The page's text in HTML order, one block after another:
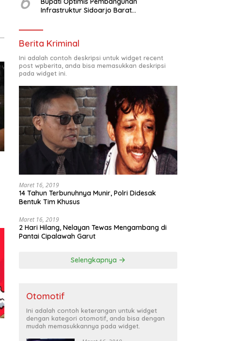
Infrastruktur Sidoarjo Barat
Berita Kriminal
Ini adalah contoh deskripsi untuk widget recent
post wpberita, anda bisa memasukkan deskripsi
pada widget ini.
Maret 16, 2019
14 Tahun Terbunuhnya Munir, Polri Didesak
Bentuk Tim Khusus
Maret 16, 2019
2 Hari Hilang, Nelayan Tewas Mengambang di
Pantai Cipalawah Garut
Selengkapnya
Otomotif
Ini adalah contoh keterangan untuk widget
dengan kategori otomotif, anda bisa dengan
mudah memasukkannya pada widget.